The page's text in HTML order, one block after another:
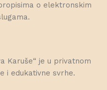
o elektronskim
Karuše“ je u privatnom
i edukativne svrhe.